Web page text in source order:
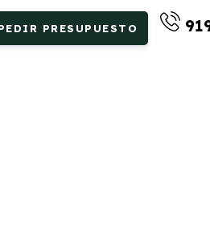
PRESUPUESTO